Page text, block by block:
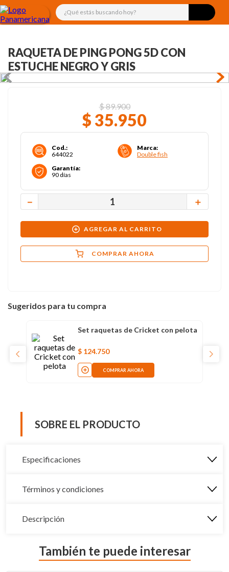
¿Qué estás buscando hoy?
RAQUETA DE PING PONG 5D CON
ESTUCHE NEGRO Y GRIS
$89.900
$ 35.950
Cod.:
644022
Marca:
Double fish
Garantía:
90 días
＋
－
AGREGAR AL CARRITO
COMPRAR AHORA
Sugeridos para tu compra
Set raquetas de Cricket con pelota
$ 124.750
COMPRAR AHORA
SOBRE EL PRODUCTO
Especificaciones
Términos y condiciones
Descripción
También te puede interesar